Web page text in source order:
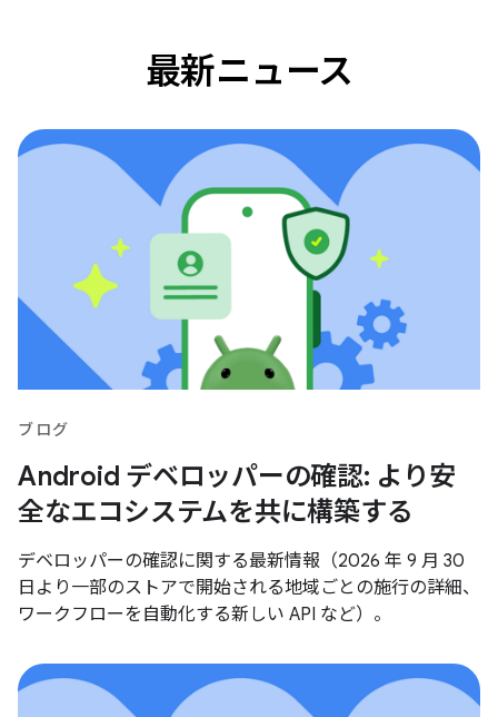
最新ニュース
ブログ
Android デベロッパーの確認: より安
全なエコシステムを共に構築する
デベロッパーの確認に関する最新情報（2026 年 9 月 30
日より一部のストアで開始される地域ごとの施行の詳細、
ワークフローを自動化する新しい API など）。